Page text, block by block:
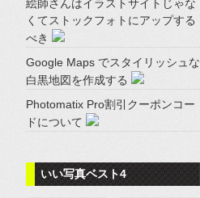
絵師さんはイラストサイトじゃな
くてストックフォトにアップする
べき
Google Maps でスタイリッシュな
白黒地図を作成する
Photomatix Pro割引クーポンコー
ドについて
いい写真ベスト4